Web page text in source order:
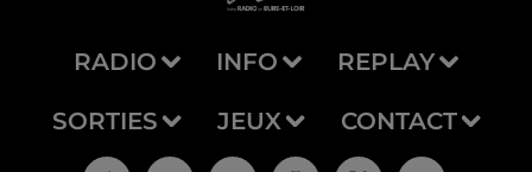
RADIO INFO REPLAY
SORTIES JEUX CONTACT